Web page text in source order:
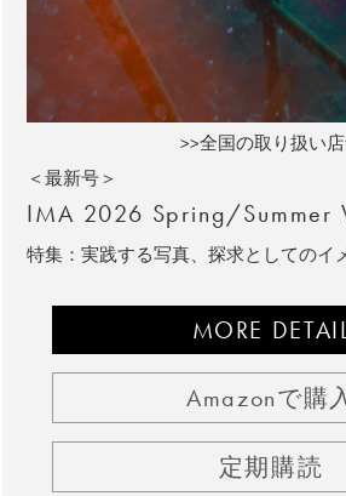
>>全国の取り扱い
＜最新号＞
IMA 2026 Spring/Summer
特集：実践する写真、探求としてのイ
MORE
Amazonで購
定期購読